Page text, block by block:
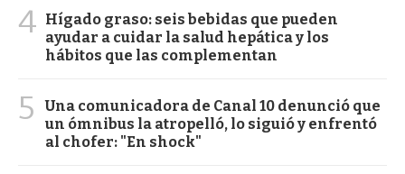
4 Hígado graso: seis bebidas que pueden
ayudar a cuidar la salud hepática y los
hábitos que las complementan
5
Una comunicadora de Canal 10 denunció que
un ómnibus la atropelló, lo siguió y enfrentó
al chofer: "En shock"